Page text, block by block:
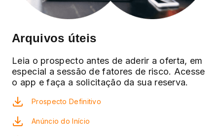
Arquivos úteis
Leia o prospecto antes de aderir a oferta, em
especial a sessão de fatores de risco. Acesse
o app e faça a solicitação da sua reserva.
Prospecto Definitivo
Anúncio do Início